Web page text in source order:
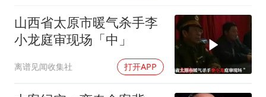
山西省太原市暖气杀手李
小龙庭审现场「中」
离谱见闻收集社 打开APP